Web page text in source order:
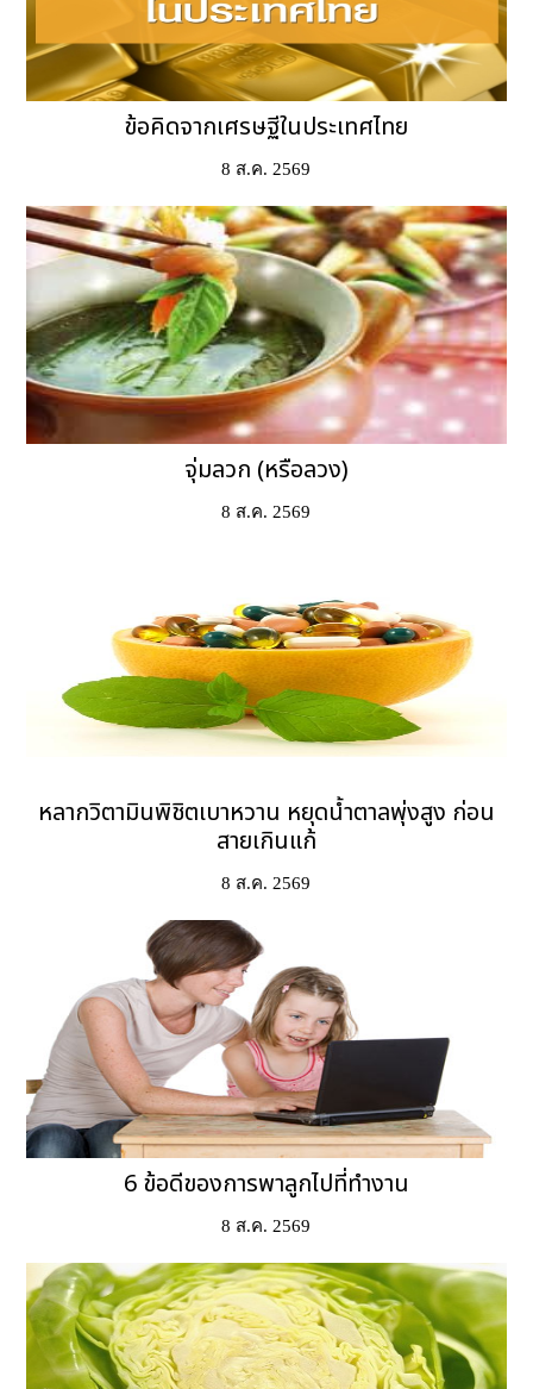
ข้อคิดจากเศรษฐีในประเทศไทย
8 ส.ค. 2569
จุ่มลวก (หรือลวง)
8 ส.ค. 2569
หลากวิตามินพิชิตเบาหวาน หยุดน้ำตาลพุ่งสูง ก่อน
สายเกินแก้
8 ส.ค. 2569
6 ข้อดีของการพาลูกไปที่ทำงาน
8 ส.ค. 2569